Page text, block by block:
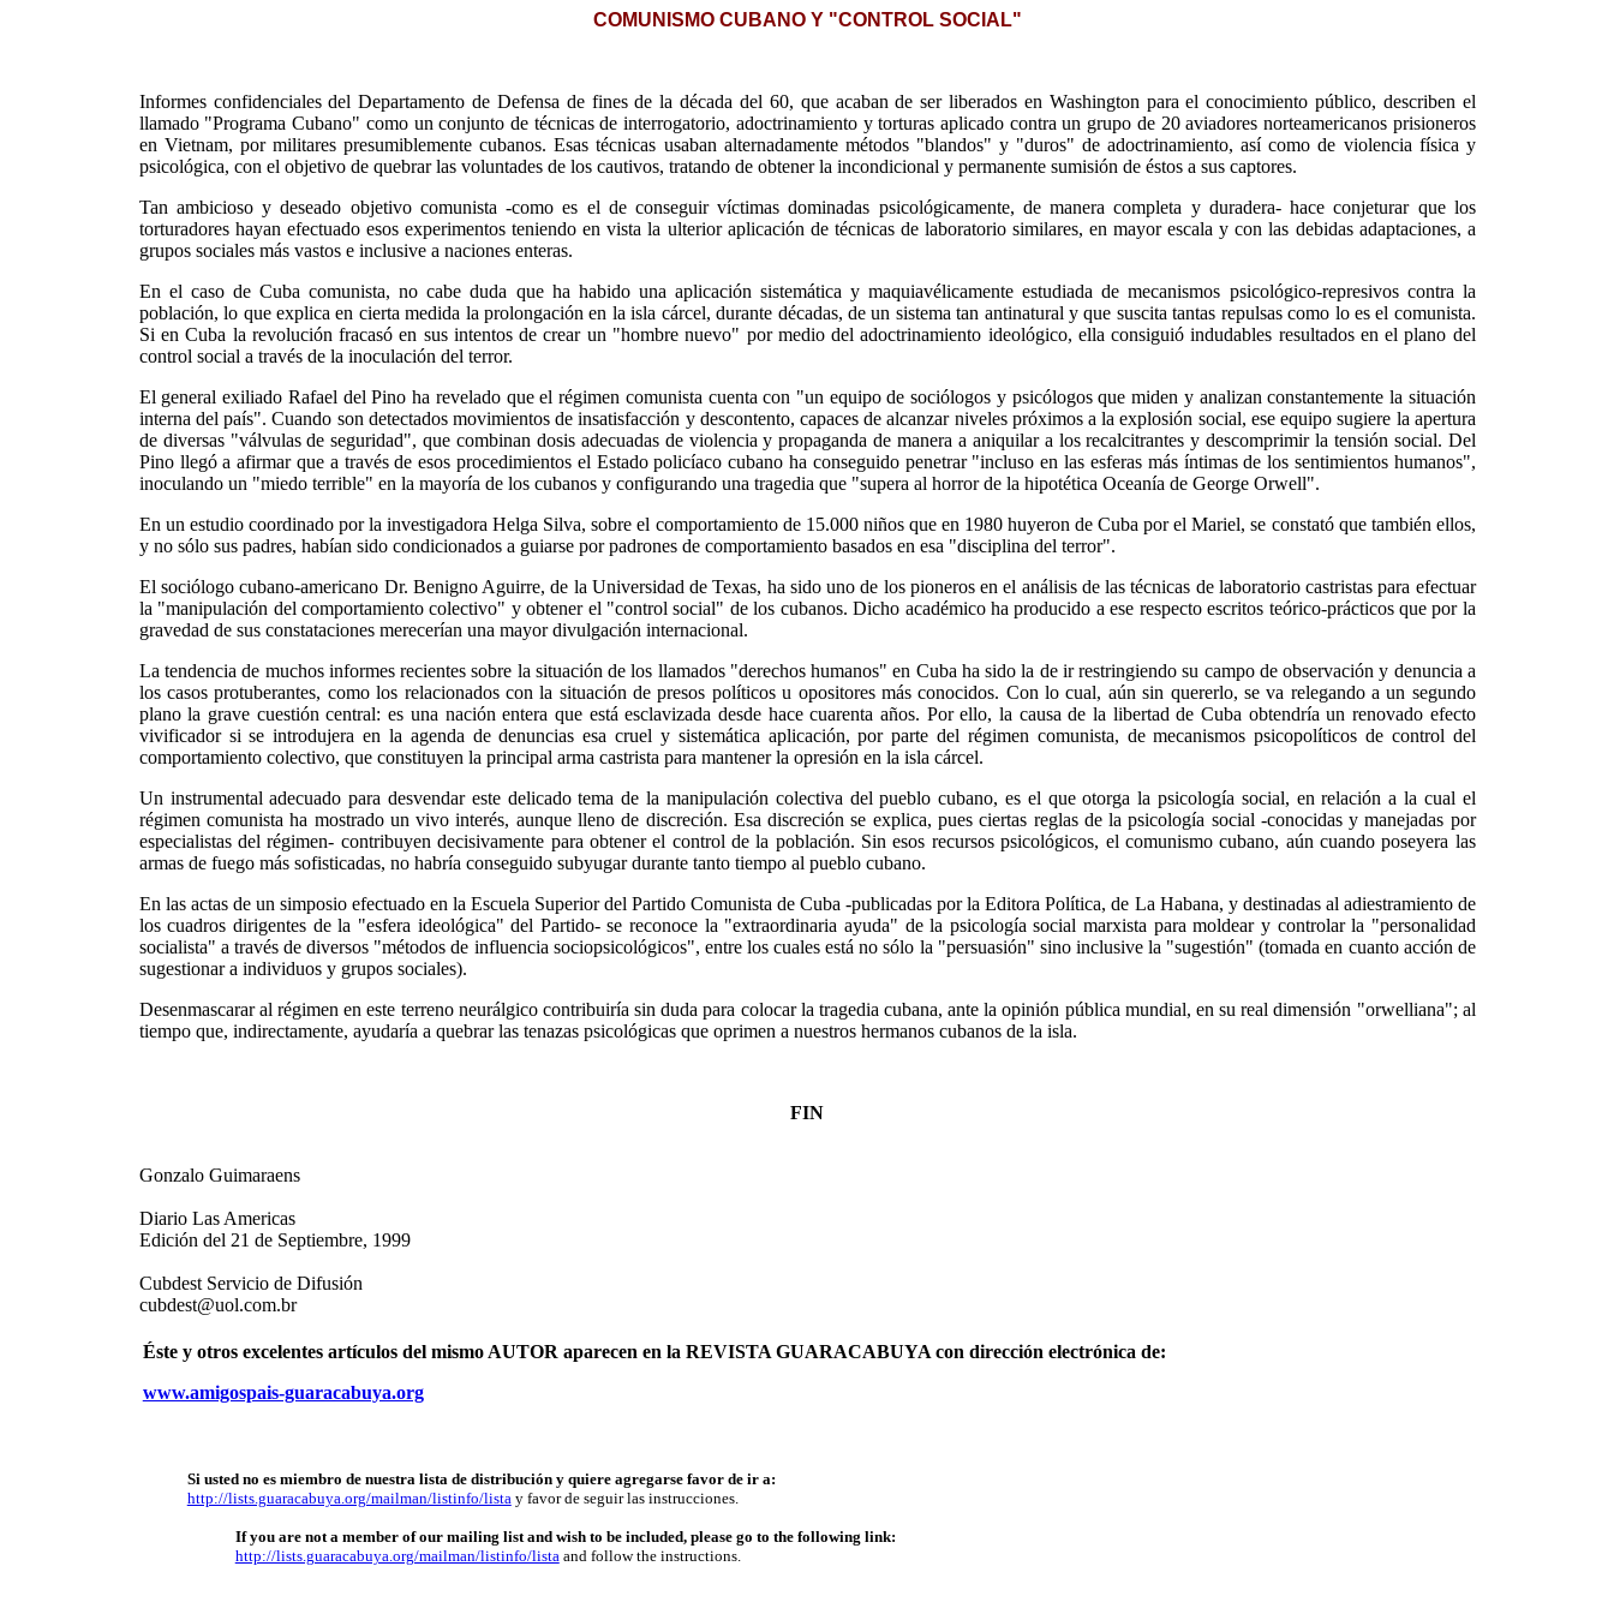
COMUNISMO CUBANO Y "CONTROL SOCIAL"
Informes confidenciales del Departamento de Defensa de fines de la década del 60, que acaban de ser liberados en Washington para el conocimiento público, describen el
llamado "Programa Cubano" como un conjunto de técnicas de interrogatorio, adoctrinamiento y torturas aplicado contra un grupo de 20 aviadores norteamericanos prisioneros
en Vietnam, por militares presumiblemente cubanos. Esas técnicas usaban alternadamente métodos "blandos" y "duros" de adoctrinamiento, así como de violencia física y
psicológica, con el objetivo de quebrar las voluntades de los cautivos, tratando de obtener la incondicional y permanente sumisión de éstos a sus captores.
Tan ambicioso y deseado objetivo comunista -como es el de conseguir víctimas dominadas psicológicamente, de manera completa y duradera- hace conjeturar que los
torturadores hayan efectuado esos experimentos teniendo en vista la ulterior aplicación de técnicas de laboratorio similares, en mayor escala y con las debidas adaptaciones, a
grupos sociales más vastos e inclusive a naciones enteras.
En el caso de Cuba comunista, no cabe duda que ha habido una aplicación sistemática y maquiavélicamente estudiada de mecanismos psicológico-represivos contra la
población, lo que explica en cierta medida la prolongación en la isla cárcel, durante décadas, de un sistema tan antinatural y que suscita tantas repulsas como lo es el comunista.
Si en Cuba la revolución fracasó en sus intentos de crear un "hombre nuevo" por medio del adoctrinamiento ideológico, ella consiguió indudables resultados en el plano del
control social a través de la inoculación del terror.
El general exiliado Rafael del Pino ha revelado que el régimen comunista cuenta con "un equipo de sociólogos y psicólogos que miden y analizan constantemente la situación
interna del país". Cuando son detectados movimientos de insatisfacción y descontento, capaces de alcanzar niveles próximos a la explosión social, ese equipo sugiere la apertura
de diversas "válvulas de seguridad", que combinan dosis adecuadas de violencia y propaganda de manera a aniquilar a los recalcitrantes y descomprimir la tensión social. Del
Pino llegó a afirmar que a través de esos procedimientos el Estado policíaco cubano ha conseguido penetrar "incluso en las esferas más íntimas de los sentimientos humanos",
inoculando un "miedo terrible" en la mayoría de los cubanos y configurando una tragedia que "supera al horror de la hipotética Oceanía de George Orwell".
En un estudio coordinado por la investigadora Helga Silva, sobre el comportamiento de 15.000 niños que en 1980 huyeron de Cuba por el Mariel, se constató que también ellos,
y no sólo sus padres, habían sido condicionados a guiarse por padrones de comportamiento basados en esa "disciplina del terror".
El sociólogo cubano-americano Dr. Benigno Aguirre, de la Universidad de Texas, ha sido uno de los pioneros en el análisis de las técnicas de laboratorio castristas para efectuar
la "manipulación del comportamiento colectivo" y obtener el "control social" de los cubanos. Dicho académico ha producido a ese respecto escritos teórico-prácticos que por la
gravedad de sus constataciones merecerían una mayor divulgación internacional.
La tendencia de muchos informes recientes sobre la situación de los llamados "derechos humanos" en Cuba ha sido la de ir restringiendo su campo de observación y denuncia a
los casos protuberantes, como los relacionados con la situación de presos políticos u opositores más conocidos. Con lo cual, aún sin quererlo, se va relegando a un segundo
plano la grave cuestión central: es una nación entera que está esclavizada desde hace cuarenta años. Por ello, la causa de la libertad de Cuba obtendría un renovado efecto
vivificador si se introdujera en la agenda de denuncias esa cruel y sistemática aplicación, por parte del régimen comunista, de mecanismos psicopolíticos de control del
comportamiento colectivo, que constituyen la principal arma castrista para mantener la opresión en la isla cárcel.
Un instrumental adecuado para desvendar este delicado tema de la manipulación colectiva del pueblo cubano, es el que otorga la psicología social, en relación a la cual el
régimen comunista ha mostrado un vivo interés, aunque lleno de discreción. Esa discreción se explica, pues ciertas reglas de la psicología social -conocidas y manejadas por
especialistas del régimen- contribuyen decisivamente para obtener el control de la población. Sin esos recursos psicológicos, el comunismo cubano, aún cuando poseyera las
armas de fuego más sofisticadas, no habría conseguido subyugar durante tanto tiempo al pueblo cubano.
En las actas de un simposio efectuado en la Escuela Superior del Partido Comunista de Cuba -publicadas por la Editora Política, de La Habana, y destinadas al adiestramiento de
los cuadros dirigentes de la "esfera ideológica" del Partido- se reconoce la "extraordinaria ayuda" de la psicología social marxista para moldear y controlar la "personalidad
socialista" a través de diversos "métodos de influencia sociopsicológicos", entre los cuales está no sólo la "persuasión" sino inclusive la "sugestión" (tomada en cuanto acción de
sugestionar a individuos y grupos sociales).
Desenmascarar al régimen en este terreno neurálgico contribuiría sin duda para colocar la tragedia cubana, ante la opinión pública mundial, en su real dimensión "orwelliana"; al
tiempo que, indirectamente, ayudaría a quebrar las tenazas psicológicas que oprimen a nuestros hermanos cubanos de la isla.
FIN
Gonzalo Guimaraens
Diario Las Americas
Edición del 21 de Septiembre, 1999
Cubdest Servicio de Difusión
cubdest@uol.com.br
Éste y otros excelentes artículos del mismo AUTOR aparecen en la REVISTA GUARACABUYA con dirección electrónica de:
www.amigospais-guaracabuya.org
Si usted no es miembro de nuestra lista de distribución y quiere agregarse favor de ir a:
http://lists.guaracabuya.org/mailman/listinfo/listay favor de seguir las instrucciones.
If you are not a member of our mailing list and wish to be included, please go to the following link:
http://lists.guaracabuya.org/mailman/listinfo/listaand follow the instructions.